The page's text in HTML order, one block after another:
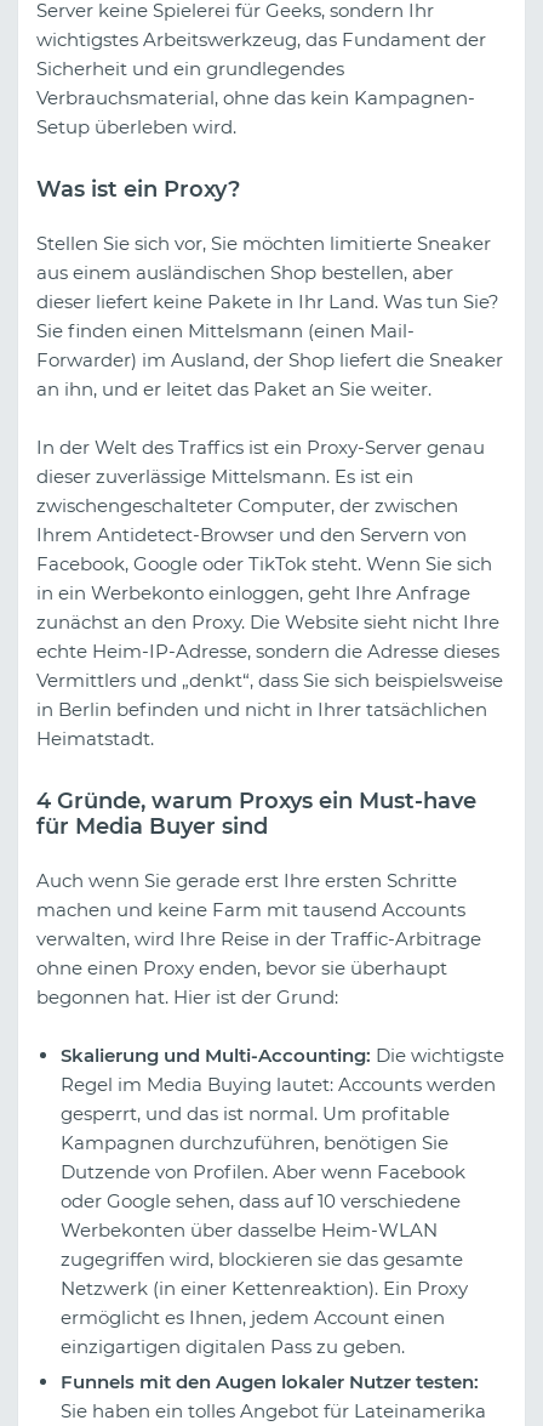
Server keine Spielerei für Geeks, sondern Ihr
wichtigstes Arbeitswerkzeug, das Fundament der
Sicherheit und ein grundlegendes
Verbrauchsmaterial, ohne das kein Kampagnen-
Setup überleben wird.
Was ist ein Proxy?
Stellen Sie sich vor, Sie möchten limitierte Sneaker
aus einem ausländischen Shop bestellen, aber
dieser liefert keine Pakete in Ihr Land. Was tun Sie?
Sie finden einen Mittelsmann (einen Mail-
Forwarder) im Ausland, der Shop liefert die Sneaker
an ihn, und er leitet das Paket an Sie weiter.
In der Welt des Traffics ist ein Proxy-Server genau
dieser zuverlässige Mittelsmann. Es ist ein
zwischengeschalteter Computer, der zwischen
Ihrem Antidetect-Browser und den Servern von
Facebook, Google oder TikTok steht. Wenn Sie sich
in ein Werbekonto einloggen, geht Ihre Anfrage
zunächst an den Proxy. Die Website sieht nicht Ihre
echte Heim-IP-Adresse, sondern die Adresse dieses
Vermittlers und „denkt“, dass Sie sich beispielsweise
in Berlin befinden und nicht in Ihrer tatsächlichen
Heimatstadt.
4 Gründe, warum Proxys ein Must-have
für Media Buyer sind
Auch wenn Sie gerade erst Ihre ersten Schritte
machen und keine Farm mit tausend Accounts
verwalten, wird Ihre Reise in der Traffic-Arbitrage
ohne einen Proxy enden, bevor sie überhaupt
begonnen hat. Hier ist der Grund:
Skalierung und Multi-Accounting: Die wichtigste
Regel im Media Buying lautet: Accounts werden
gesperrt, und das ist normal. Um profitable
Kampagnen durchzuführen, benötigen Sie
Dutzende von Profilen. Aber wenn Facebook
oder Google sehen, dass auf 10 verschiedene
Werbekonten über dasselbe Heim-WLAN
zugegriffen wird, blockieren sie das gesamte
Netzwerk (in einer Kettenreaktion). Ein Proxy
ermöglicht es Ihnen, jedem Account einen
einzigartigen digitalen Pass zu geben.
Funnels mit den Augen lokaler Nutzer testen:
Sie haben ein tolles Angebot für Lateinamerika